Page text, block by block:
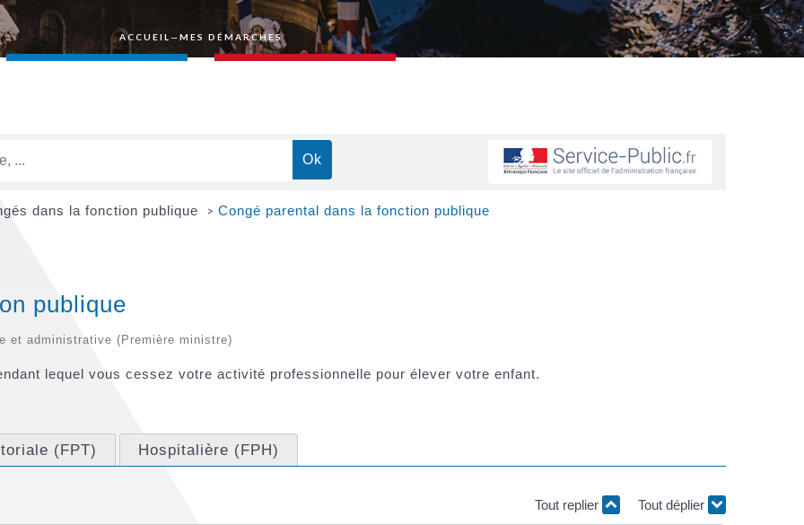
ACCUEIL —MES DÉMARCHES
dans la fonction publique > Congé parental dans la fonction publique
publique
et administrative (Première ministre)
lequel vous cessez votre activité professionnelle pour élever votre enfant.
(FPT) Hospitalière (FPH)
Tout replier Tout déplier